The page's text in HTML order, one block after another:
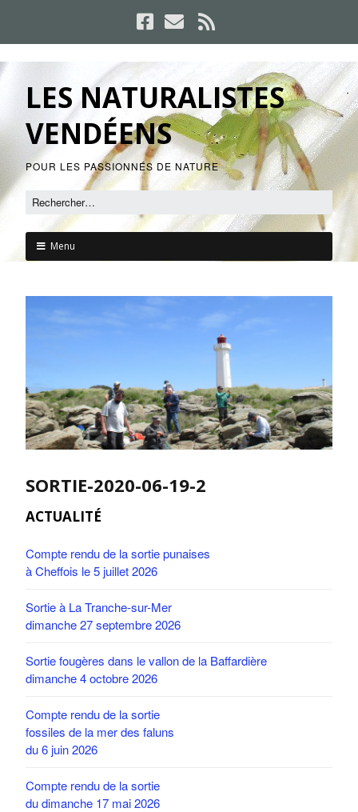
LES NATURALISTES
VENDÉENS
POUR LES PASSIONNÉS DE NATURE
Menu
SORTIE-2020-06-19-2
ACTUALITÉ
Compte rendu de la sortie punaises
à Cheffois le 5 juillet 2026
Sortie à La Tranche-sur-Mer
dimanche 27 septembre 2026
Sortie fougères dans le vallon de la Baffardière
dimanche 4 octobre 2026
Compte rendu de la sortie
fossiles de la mer des faluns
du 6 juin 2026
Compte rendu de la sortie
du dimanche 17 mai 2026